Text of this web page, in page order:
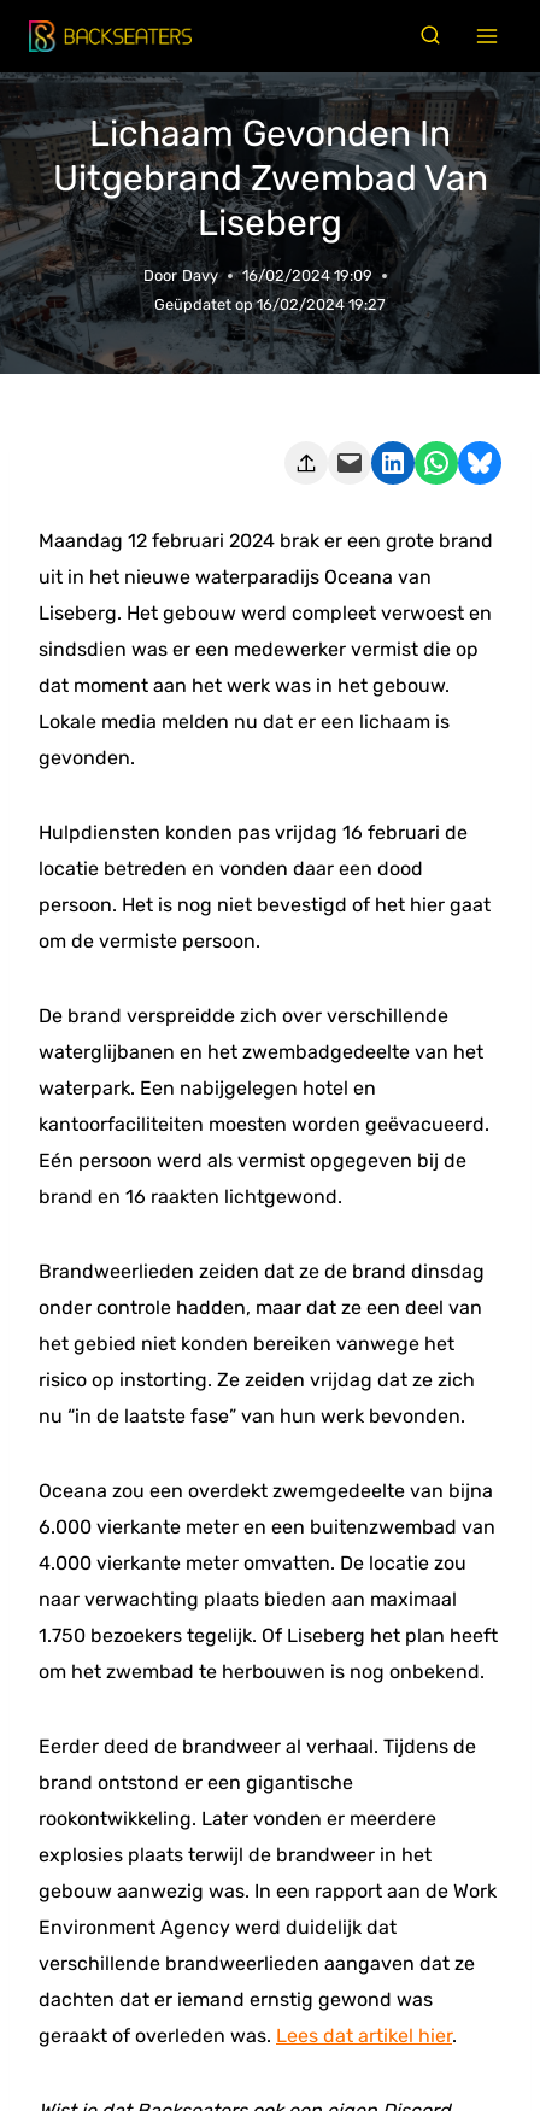
Doorgaan
naar
inhoud
Lichaam Gevonden In
Uitgebrand Zwembad Van
Liseberg
Door Davy
16/02/2024 19:09
Geüpdatet op 16/02/2024 19:27
Deze pagina e-mailen Delen op LinkedIn Delen via WhatsApp Share on Bluesky
Maandag 12 februari 2024 brak er een grote brand
uit in het nieuwe waterparadijs Oceana van
Liseberg. Het gebouw werd compleet verwoest en
sindsdien was er een medewerker vermist die op
dat moment aan het werk was in het gebouw.
Lokale media melden nu dat er een lichaam is
gevonden.
Hulpdiensten konden pas vrijdag 16 februari de
locatie betreden en vonden daar een dood
persoon. Het is nog niet bevestigd of het hier gaat
om de vermiste persoon.
De brand verspreidde zich over verschillende
waterglijbanen en het zwembadgedeelte van het
waterpark. Een nabijgelegen hotel en
kantoorfaciliteiten moesten worden geëvacueerd.
Eén persoon werd als vermist opgegeven bij de
brand en 16 raakten lichtgewond.
Brandweerlieden zeiden dat ze de brand dinsdag
onder controle hadden, maar dat ze een deel van
het gebied niet konden bereiken vanwege het
risico op instorting. Ze zeiden vrijdag dat ze zich
nu “in de laatste fase” van hun werk bevonden.
Oceana zou een overdekt zwemgedeelte van bijna
6.000 vierkante meter en een buitenzwembad van
4.000 vierkante meter omvatten. De locatie zou
naar verwachting plaats bieden aan maximaal
1.750 bezoekers tegelijk. Of Liseberg het plan heeft
om het zwembad te herbouwen is nog onbekend.
Eerder deed de brandweer al verhaal. Tijdens de
brand ontstond er een gigantische
rookontwikkeling. Later vonden er meerdere
explosies plaats terwijl de brandweer in het
gebouw aanwezig was. In een rapport aan de Work
Environment Agency werd duidelijk dat
verschillende brandweerlieden aangaven dat ze
dachten dat er iemand ernstig gewond was
geraakt of overleden was. Lees dat artikel hier.